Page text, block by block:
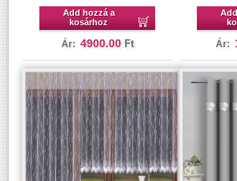
Add hozzá a
kosárhoz
Ár: 4900.00 Ft Ár: